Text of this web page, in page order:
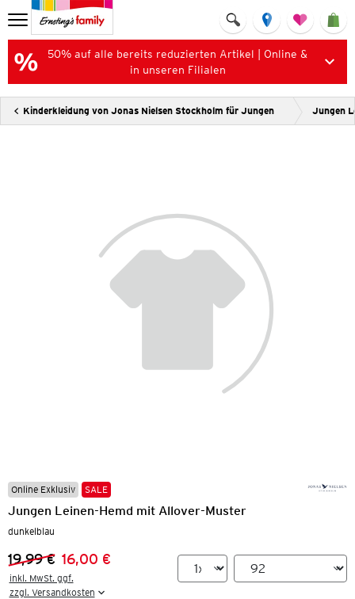
50% auf alle bereits reduzierten Artikel | Online &
in unseren Filialen
Kinderkleidung von Jonas Nielsen Stockholm für Jungen Jungen
Online Exklusiv SALE
Jungen Leinen-Hemd mit Allover-Muster
dunkelblau
Vorheriger Preis:
19,99 €
Neuer Preis:
16,00 €
inkl. MwSt. ggf.
zzgl. Versandkosten